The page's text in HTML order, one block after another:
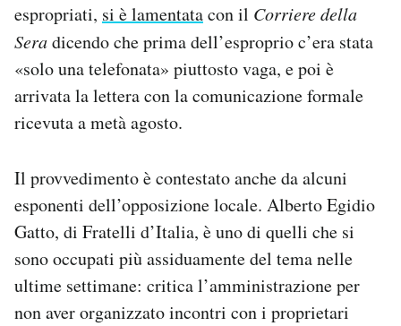
espropriati, si è lamentatacon il Corriere della
Seradicendo che prima dell’esproprio c’era stata
«solo una telefonata» piuttosto vaga, e poi è
arrivata la lettera con la comunicazione formale
ricevuta a metà agosto.
Il provvedimento è contestato anche da alcuni
esponenti dell’opposizione locale. Alberto Egidio
Gatto, di Fratelli d’Italia, è uno di quelli che si
sono occupati più assiduamente del tema nelle
ultime settimane: critica l’amministrazione per
non aver organizzato incontri con i proprietari